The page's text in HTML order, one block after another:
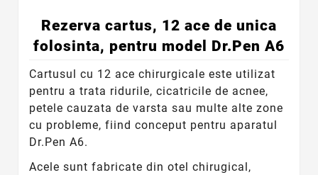
Rezerva cartus, 12 ace de unica
folosinta, pentru model Dr.Pen A6
Cartusul cu 12 ace chirurgicale este utilizat
pentru a trata ridurile, cicatricile de acnee,
petele cauzata de varsta sau multe alte zone
cu probleme, fiind conceput pentru aparatul
Dr.Pen A6.
Acele sunt fabricate din otel chirugical,